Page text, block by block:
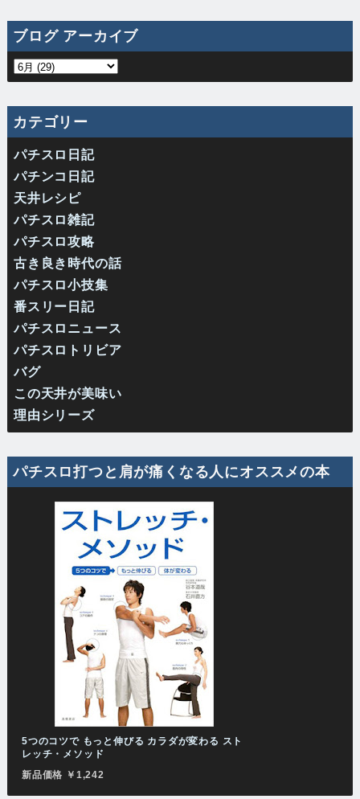
ブログ アーカイブ
カテゴリー
パチスロ日記
パチンコ日記
天井レシピ
パチスロ雑記
パチスロ攻略
古き良き時代の話
パチスロ小技集
番スリー日記
パチスロニュース
パチスロトリビア
バグ
この天井が美味い
理由シリーズ
パチスロ打つと肩が痛くなる人にオススメの本
5つのコツで もっと伸びる カラダが変わる スト
レッチ・メソッド
新品価格 ￥1,242